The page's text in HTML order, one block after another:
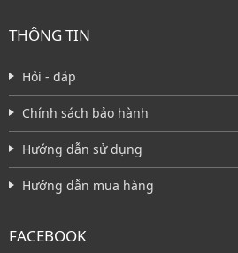
THÔNG TIN
Hỏi - đáp
Chính sách bảo hành
Hướng dẫn sử dụng
Hướng dẫn mua hàng
FACEBOOK